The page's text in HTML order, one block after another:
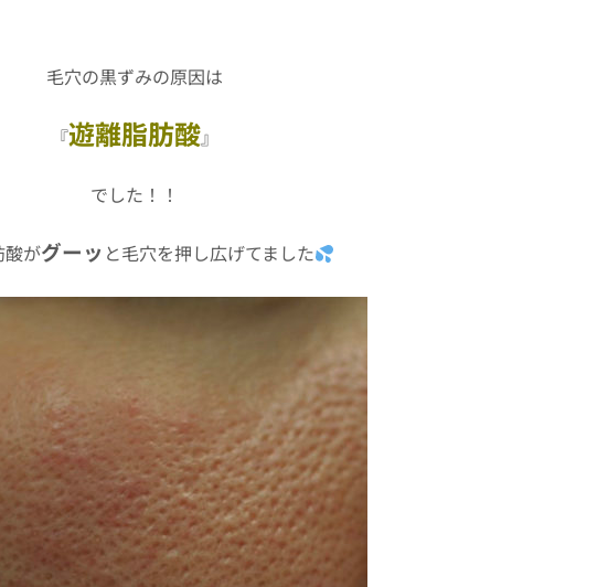
毛穴の黒ずみの原因は
『遊離脂肪酸』
でした！！
酸がグーッ と毛穴を押し広げてました